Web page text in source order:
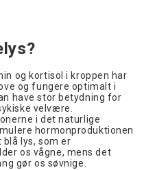
og kortisol i kroppen har
og fungere optimalt i
have stor betydning for
velvære.
i det naturlige
hormonproduktionen
lys, som er
os vågne, mens det
gør os søvnige.